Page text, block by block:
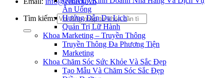
Tìm kiếm:
Ăn Uống
Hướng Dẫn Du Lịch
Quản Trị Lữ Hành
Khoa Marketing – Truyền Thông
Truyền Thông Đa Phương Tiện
Marketing
Khoa Chăm Sóc Sức Khỏe Và Sắc Đẹp
Tạo Mẫu Và Chăm Sóc Sắc Đẹp